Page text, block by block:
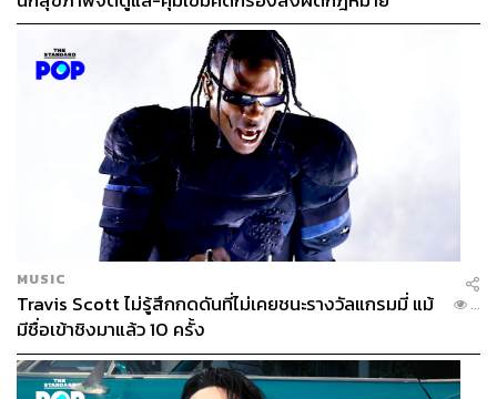
MUSIC
Travis Scott ไม่รู้สึกกดดันที่ไม่เคยชนะรางวัลแกรมมี่ แม้
มีชื่อเข้าชิงมาแล้ว 10 ครั้ง
...